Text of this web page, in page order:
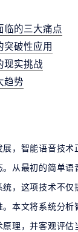
临的三大痛点
突破性应用
现实挑战
趋势
，智能语音技术
从最初的简单语
，这项技术不仅
本文将系统分析
理，并客观评估